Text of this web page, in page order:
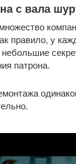
с вала
правило, у
патрона.